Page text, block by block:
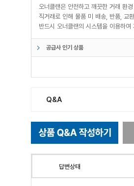
오너클랜은 안전하고 깨끗한 거래 환
직거래로 인해 물품 미 배송, 반품, 교
반드시 오너클랜의 시스템을 이용하
공급사 인기 상품
Q&A
답변상태